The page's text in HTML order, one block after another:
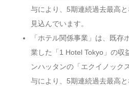
与により、5期連続過去最高
見込んでいます。
「ホテル関係事業」は、既存
業した「1 Hotel Tokyo」の収
ンハッタンの「エクイノック
与により、5期連続過去最高